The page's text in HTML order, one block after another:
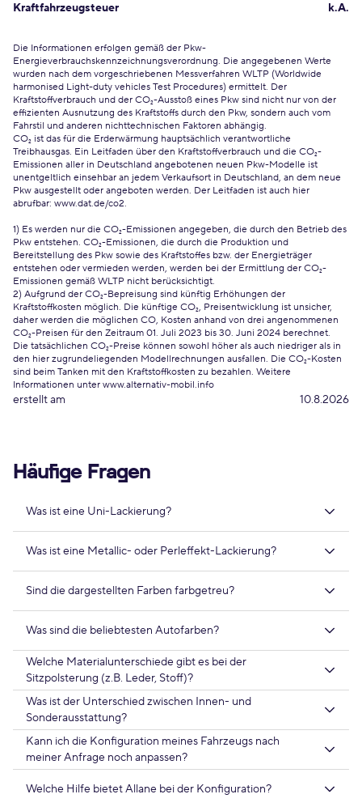
Kraftfahrzeugsteuer k.A.
Die Informationen erfolgen gemäß der Pkw-
Energieverbrauchskennzeichnungsverordnung. Die angegebenen Werte
wurden nach dem vorgeschriebenen Messverfahren WLTP (Worldwide
harmonised Light-duty vehicles Test Procedures) ermittelt. Der
Kraftstoffverbrauch und der CO₂-Ausstoß eines Pkw sind nicht nur von der
effizienten Ausnutzung des Kraftstoffs durch den Pkw, sondern auch vom
Fahrstil und anderen nichttechnischen Faktoren abhängig.
CO₂ ist das für die Erderwärmung hauptsächlich verantwortliche
Treibhausgas. Ein Leitfaden über den Kraftstoffverbrauch und die CO₂-
Emissionen aller in Deutschland angebotenen neuen Pkw-Modelle ist
unentgeltlich einsehbar an jedem Verkaufsort in Deutschland, an dem neue
Pkw ausgestellt oder angeboten werden. Der Leitfaden ist auch hier
abrufbar: www.dat.de/co2.
1) Es werden nur die CO₂-Emissionen angegeben, die durch den Betrieb des
Pkw entstehen. CO₂-Emissionen, die durch die Produktion und
Bereitstellung des Pkw sowie des Kraftstoffes bzw. der Energieträger
entstehen oder vermieden werden, werden bei der Ermittlung der CO₂-
Emissionen gemäß WLTP nicht berücksichtigt.
2) Aufgrund der CO₂-Bepreisung sind künftig Erhöhungen der
Kraftstoffkosten möglich. Die künftige CO₂, Preisentwicklung ist unsicher,
daher werden die möglichen CO, Kosten anhand von drei angenommenen
CO₂-Preisen für den Zeitraum 01. Juli 2023 bis 30. Juni 2024 berechnet.
Die tatsächlichen CO₂-Preise können sowohl höher als auch niedriger als in
den hier zugrundeliegenden Modellrechnungen ausfallen. Die CO₂-Kosten
sind beim Tanken mit den Kraftstoffkosten zu bezahlen. Weitere
Informationen unter www.alternativ-mobil.info
erstellt am 10.8.2026
Häufige Fragen
Was ist eine Uni-Lackierung?
Was ist eine Metallic- oder Perleffekt-Lackierung?
Sind die dargestellten Farben farbgetreu?
Was sind die beliebtesten Autofarben?
Welche Materialunterschiede gibt es bei der
Sitzpolsterung (z.B. Leder, Stoff)?
Was ist der Unterschied zwischen Innen- und
Sonderausstattung?
Kann ich die Konfiguration meines Fahrzeugs nach
meiner Anfrage noch anpassen?
Welche Hilfe bietet Allane bei der Konfiguration?